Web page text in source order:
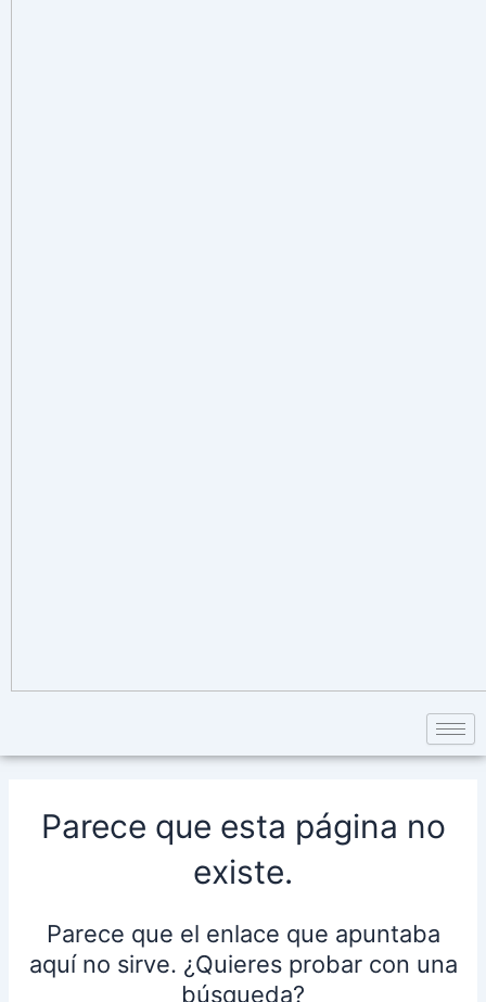
Parece que esta página no
existe.
Parece que el enlace que apuntaba
aquí no sirve. ¿Quieres probar con una
búsqueda?